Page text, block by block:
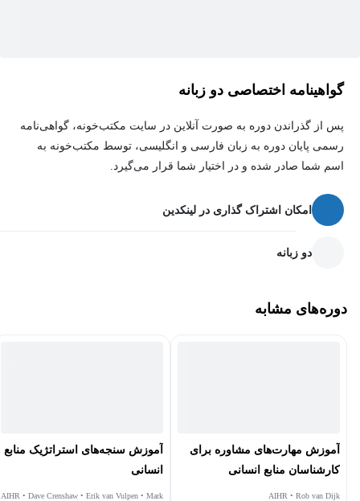
این دوره برای همه متخصصان منابع انسانی که به دنبال ارتقای مهارت‌ها
و افزایش تاثیرگذاری خود در سازمان هستند، مناسب است. این دوره
به طور خاص برای شرکای تجاری منابع انسانی (HRBPs) که به دنبال
تبدیل شدن به شرکای استراتژیک ارزشمند برای ذینفعان کلیدی هستند،
مفید خواهد بود.
گواهینامه اختصاصی دو زبانه
پس از گذراندن دوره به صورت آنلاین در سایت مکتب‌خونه، گواهی‌نامه
رسمی پایان دوره به زبان فارسی و انگلیسی، توسط مکتب‌خونه به
اسم شما صادر شده و در اختیار شما قرار می‌گیرد.
امکان اشتراک گذاری در لینکدین
دو زبانه
دوره‌های مشابه
آموزش مهارت‌های مشاوره برای
کارشناسان منابع انسانی
AIHR • Rob van Dijk
آموزش سنجه‌های استراتژیک منابع
انسانی
AIHR • Dave Crenshaw • Erik van Vulpen • Mark